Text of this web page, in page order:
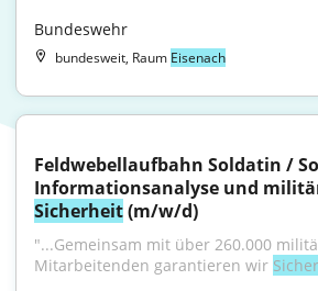
Bundeswehr
bundesweit, Raum Eisenach
Feldwebellaufbahn Soldatin /
Sicherheit (m/w/d)
"...Gemeinsam mit über 260.000
Mitarbeitenden garantieren wir